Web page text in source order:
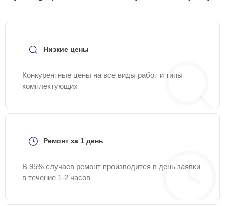
Низкие цены
Конкурентные цены на все виды работ и типы
комплектующих
Ремонт за 1 день
В 95% случаев ремонт производится в день заявки
в течение 1-2 часов